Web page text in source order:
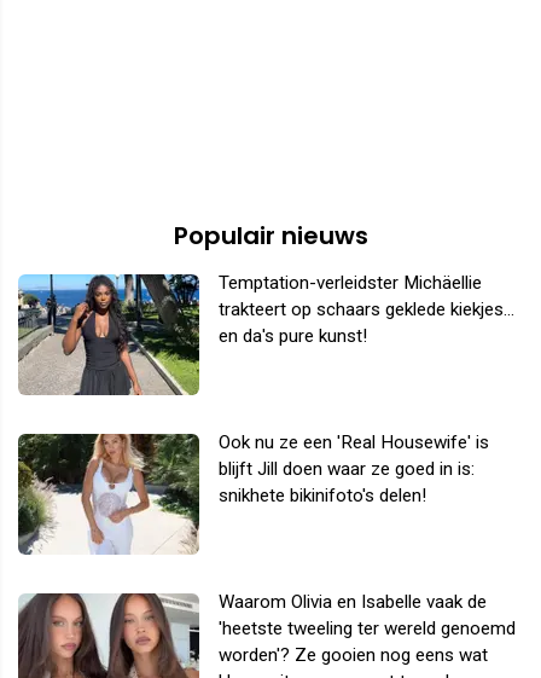
Populair nieuws
Temptation-verleidster Michäellie
trakteert op schaars geklede kiekjes...
en da's pure kunst!
Ook nu ze een 'Real Housewife' is
blijft Jill doen waar ze goed in is:
snikhete bikinifoto's delen!
Waarom Olivia en Isabelle vaak de
'heetste tweeling ter wereld genoemd
worden'? Ze gooien nog eens wat